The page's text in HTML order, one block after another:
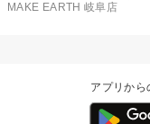
MAKE EARTH 岐阜店
アプリから